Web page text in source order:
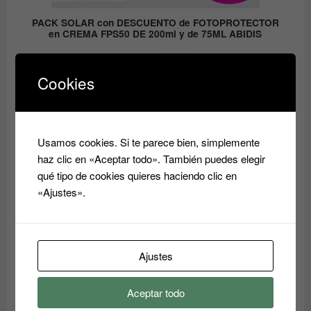
PACK SOLAR con DESCUENTO de FOTOPROTECTOR
en CREMA FPS50 DE 200ml y de 75ML ABIDIS
59.05€El
59.05€.
41.33€El
41.33€.
EN
Cookies
Usamos cookies. Si te parece bien, simplemente
haz clic en «Aceptar todo». También puedes elegir
qué tipo de cookies quieres haciendo clic en
«Ajustes».
Ajustes
Aceptar todo